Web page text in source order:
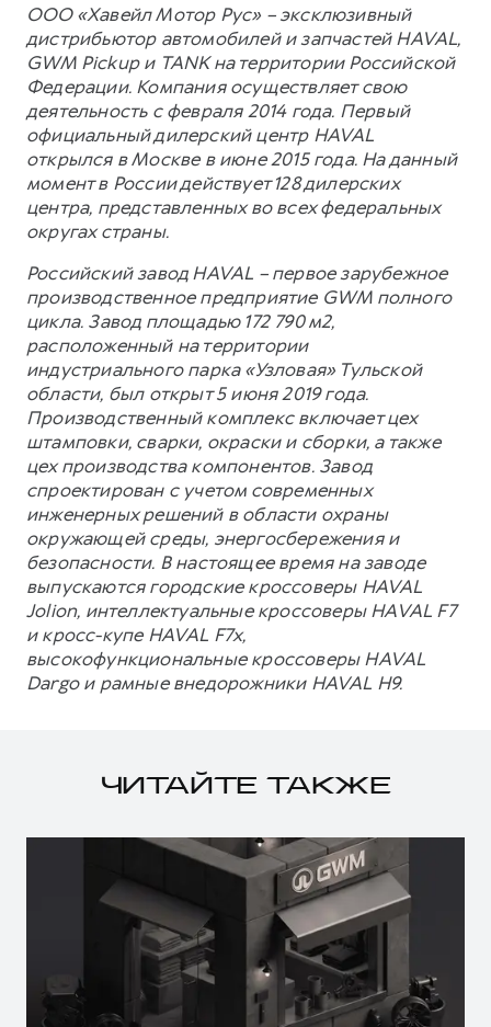
ООО «Хавейл Мотор Рус» – эксклюзивный
дистрибьютор автомобилей и запчастей HAVAL,
GWM Pickup и TANK на территории Российской
Федерации. Компания осуществляет свою
деятельность с февраля 2014 года. Первый
официальный дилерский центр HAVAL
открылся в Москве в июне 2015 года. На данный
момент в России действует 128 дилерских
центра, представленных во всех федеральных
округах страны.
Российский завод HAVAL – первое зарубежное
производственное предприятие GWM полного
цикла. Завод площадью 172 790 м2,
расположенный на территории
индустриального парка «Узловая» Тульской
области, был открыт 5 июня 2019 года.
Производственный комплекс включает цех
штамповки, сварки, окраски и сборки, а также
цех производства компонентов. Завод
спроектирован с учетом современных
инженерных решений в области охраны
окружающей среды, энергосбережения и
безопасности. В настоящее время на заводе
выпускаются городские кроссоверы HAVAL
Jolion, интеллектуальные кроссоверы HAVAL F7
и кросс-купе HAVAL F7x,
высокофункциональные кроссоверы HAVAL
Dargo и рамные внедорожники HAVAL H9.
ЧИТАЙТЕ ТАКЖЕ